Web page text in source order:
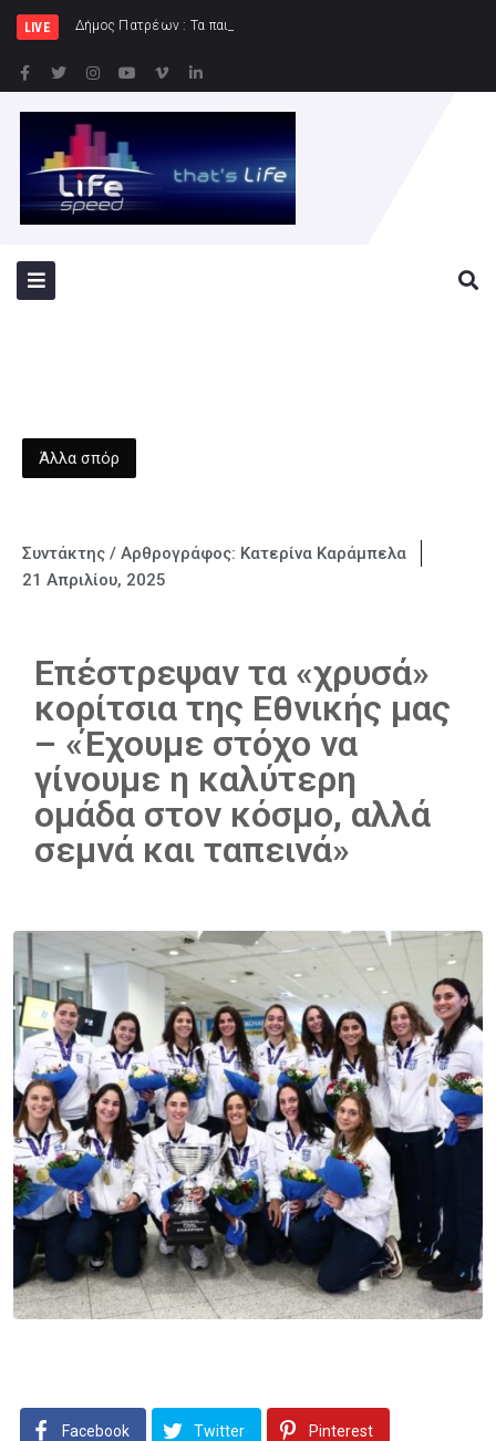
LIVE Δήμος Πατρέων : Τα παιδιά των Ημερήσιων Παιδικών
Άλλα σπόρ
Συντάκτης / Αρθρογράφος: Κατερίνα Καράμπελα
21 Απριλίου, 2025
Επέστρεψαν τα «χρυσά»
κορίτσια της Εθνικής μας
– «Έχουμε στόχο να
γίνουμε η καλύτερη
ομάδα στον κόσμο, αλλά
σεμνά και ταπεινά»
Facebook Twitter Pinterest